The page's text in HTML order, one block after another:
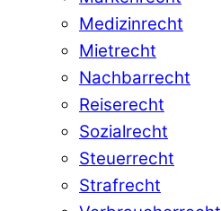
Medizinrecht
Mietrecht
Nachbarrecht
Reiserecht
Sozialrecht
Steuerrecht
Strafrecht